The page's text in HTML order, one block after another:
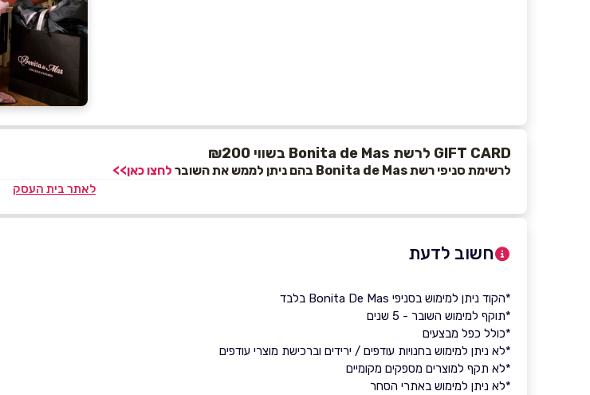
GIFT CARD לרשת Bonita de Mas בשווי ₪200
לרשימת סניפי רשת Bonita de Mas בהם ניתן לממש את השובר לחצו כאן>>
לאתר בית העסק
חשוב לדעת
*הקוד ניתן למימוש בסניפי Bonita De Mas בלבד
*תוקף למימוש השובר - 5 שנים
*כולל כפל מבצעים
*לא ניתן למימוש בחנויות עודפים / ירידים וברכישת מוצרי עודפים
*לא תקף למוצרים מספקים מקומיים
*לא ניתן למימוש באתרי הסחר